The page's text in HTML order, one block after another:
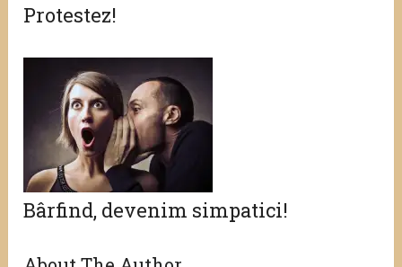
Protestez!
Bârfind, devenim simpatici!